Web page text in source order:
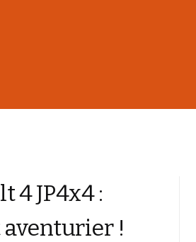
4 JP4x4 :
aventurier !